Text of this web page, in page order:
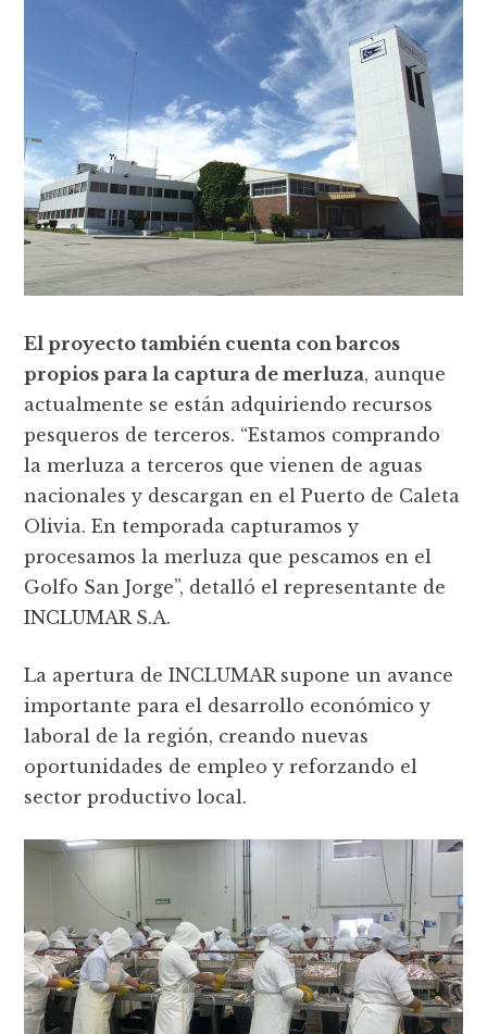
El proyecto también cuenta con barcos
propios para la captura de merluza, aunque
actualmente se están adquiriendo recursos
pesqueros de terceros. “Estamos comprando
la merluza a terceros que vienen de aguas
nacionales y descargan en el Puerto de Caleta
Olivia. En temporada capturamos y
procesamos la merluza que pescamos en el
Golfo San Jorge”, detalló el representante de
INCLUMAR S.A.
La apertura de INCLUMAR supone un avance
importante para el desarrollo económico y
laboral de la región, creando nuevas
oportunidades de empleo y reforzando el
sector productivo local.